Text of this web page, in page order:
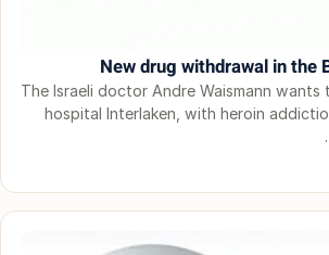
New drug withdrawal in the
The Israeli doctor Andre Waismann wants
hospital Interlaken, with heroin